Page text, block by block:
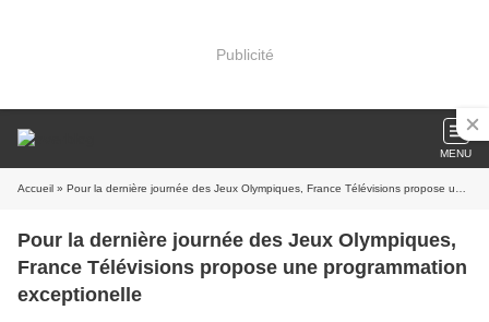
Publicité
MENU
Accueil » Pour la dernière journée des Jeux Olympiques, France Télévisions propose une programmation exceptionelle
Pour la dernière journée des Jeux Olympiques,
France Télévisions propose une programmation
exceptionelle